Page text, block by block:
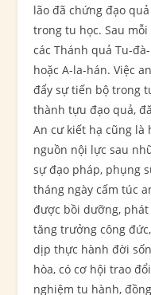
lão đã chứng đạo
trong tu học. Sau
các Thánh quả Tu-
hoặc A-la-hán. Việc
đẩy sự tiến bộ trong
thành tựu đạo quả,
An cư kiết hạ cũng là
nguồn nội lực sau
sự đạo pháp, phụng
tháng ngày cấm túc
được bồi dưỡng,
tăng trưởng công
dịp thực hành đời
hòa, có cơ hội trao
nghiệm tu hành,